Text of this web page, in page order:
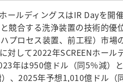
ールディングスはIR Dayを開
競合する洗浄装置の技術的優
プロセス装置、前工程）市場
対して2022年SCREENホール
年は950億ドル（同5％減）
、2025年予想1,010億ドル（